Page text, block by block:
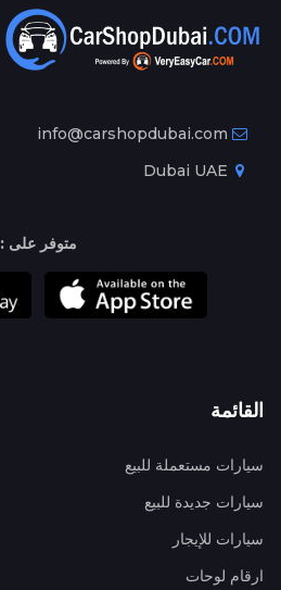
info@carshopdubai.com
متوفر على :
القائمة
سيارات مستعملة للبيع
سيارات جديدة للبيع
سيارات للإيجار
ارقام لوحات